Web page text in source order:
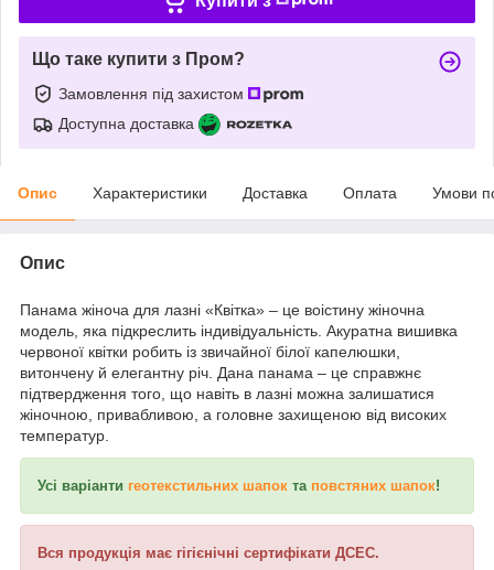
Що таке купити з Пром?
Замовлення під захистом
Доступна доставка
Опис Характеристики Доставка Оплата Умови
Опис
Панама жіноча для лазні «Квітка» – це воістину жіночна
модель, яка підкреслить індивідуальність. Акуратна вишивка
червоної квітки робить із звичайної білої капелюшки,
витончену й елегантну річ. Дана панама – це справжнє
підтвердження того, що навіть в лазні можна залишатися
жіночною, привабливою, а головне захищеною від високих
температур.
Усі варіанти геотекстильних шапок та повстяних шапок!
Вся продукція має гігієнічні сертифікати ДСЕС.